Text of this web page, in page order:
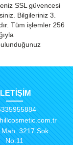
SSL güvencesi
Bilgileriniz 3.
Tüm işlemler 256
İLETİŞİM
3217 Sok.
No:11